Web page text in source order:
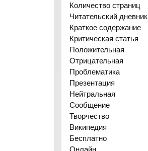
Количество страниц
Читательский дневник
Краткое содержание
Критическая статья
Положительная
Отрицательная
Проблематика
Презентация
Нейтральная
Сообщение
Творчество
Википедия
Бесплатно